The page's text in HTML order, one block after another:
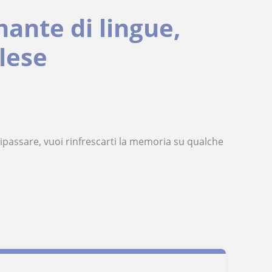
di lingue,
vuoi rinfrescarti la memoria su qualche